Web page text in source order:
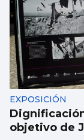
EXPOSICIÓN
objetivo de